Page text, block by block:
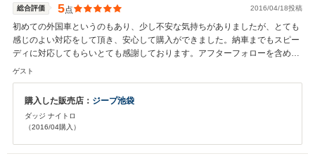
総合評価 5点 2016/04/18投稿
初めての外国車というのもあり、少し不安な気持ちがありましたが、とても
感じのよい対応をして頂き、安心して購入ができました。納車までもスピー
ディに対応してもらいとても感謝しております。アフターフォローを含め今
後ともよろしくおねがいします。
ゲスト
購入した販売店： ジープ池袋
ダッジ ナイトロ
（2016/04購入）